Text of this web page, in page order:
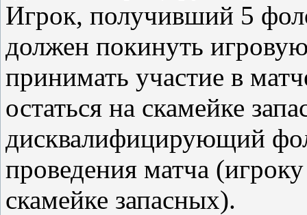
Игрок, получивший 5
должен покинуть
принимать участие в
остаться на скамейке
дисквалифицирующий
проведения матча
скамейке запасных).